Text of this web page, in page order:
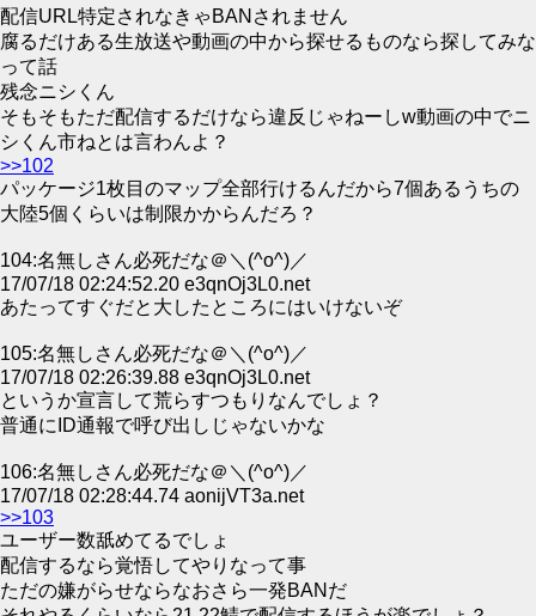
配信URL特定されなきゃBANされません
腐るだけある生放送や動画の中から探せるものなら探してみな
って話
残念ニシくん
そもそもただ配信するだけなら違反じゃねーしw動画の中でニ
シくん市ねとは言わんよ？
>>102
パッケージ1枚目のマップ全部行けるんだから7個あるうちの
大陸5個くらいは制限かからんだろ？
104:名無しさん必死だな＠＼(^o^)／
17/07/18 02:24:52.20 e3qnOj3L0.net
あたってすぐだと大したところにはいけないぞ
105:名無しさん必死だな＠＼(^o^)／
17/07/18 02:26:39.88 e3qnOj3L0.net
というか宣言して荒らすつもりなんでしょ？
普通にID通報で呼び出しじゃないかな
106:名無しさん必死だな＠＼(^o^)／
17/07/18 02:28:44.74 aonijVT3a.net
>>103
ユーザー数舐めてるでしょ
配信するなら覚悟してやりなって事
ただの嫌がらせならなおさら一発BANだ